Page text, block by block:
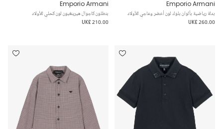
Emporio Armani
بدلة رياضية بألوان بلوك لون أخضر وعاجي للأولاد
UK£ 260.00
Emporio Armani
بنطلون كاجوال هيرينغبون لون كحلي للأولاد
UK£ 210.00